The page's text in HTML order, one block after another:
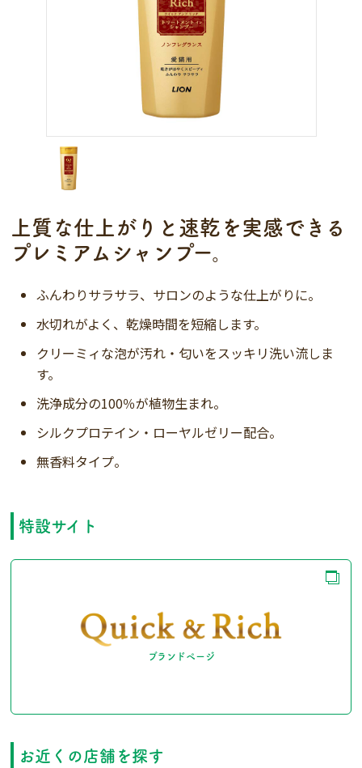
上質な仕上がりと速乾を実感できる
プレミアムシャンプー。
ふんわりサラサラ、サロンのような仕上がりに。
水切れがよく、乾燥時間を短縮します。
クリーミィな泡が汚れ・匂いをスッキリ洗い流しま
す。
洗浄成分の100％が植物生まれ。
シルクプロテイン・ローヤルゼリー配合。
無香料タイプ。
特設サイト
ブランドページ
お近くの店舗を探す